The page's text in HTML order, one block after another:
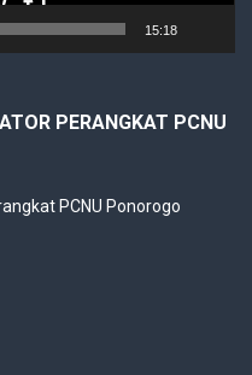
15:18
PERANGKAT PCNU